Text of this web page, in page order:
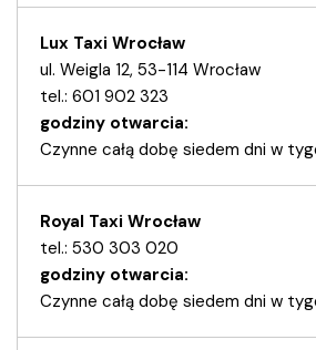
Lux Taxi Wrocław
ul. Weigla 12, 53-114 Wrocław
tel.: 601 902 323
godziny otwarcia:
Czynne całą dobę siedem dni w
Royal Taxi Wrocław
tel.: 530 303 020
godziny otwarcia:
Czynne całą dobę siedem dni w